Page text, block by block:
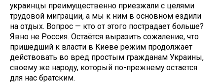
украинцы преимущественно приезжали с целями
трудовой миграции, а мы к ним в основном ездили
на отдых. Вопрос — кто от этого пострадает больше?
Явно не Россия. Остаётся выразить сожаление, что
пришедший к власти в Киеве режим продолжает
действовать во вред простым гражданам Украины,
своему же народу, который по-прежнему остается
для нас братским.